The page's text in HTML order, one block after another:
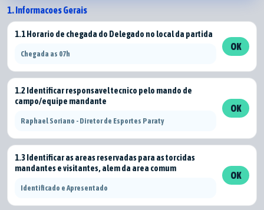
1. Informacoes Gerais
1.1 Horario de chegada do Delegado no local da partida
Chegada as 07h
OK
1.2 Identificar responsavel tecnico pelo mando de
campo/equipe mandante
Raphael Soriano - Diretor de Esportes Paraty
OK
1.3 Identificar as areas reservadas para as torcidas
mandantes e visitantes, alem da area comum
Identificado e Apresentado
OK